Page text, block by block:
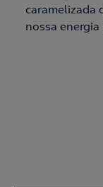
caramelizada
nossa energia